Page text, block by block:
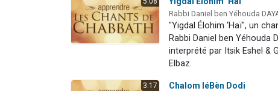
Rabbi Daniel ben Yéhouda
"Yigdal Élohim ‘Haï", un
Rabbi Daniel ben Yéhouda
interprété par Itsik Eshel &
Elbaz.
3:17 Chalom léBèn Dodi